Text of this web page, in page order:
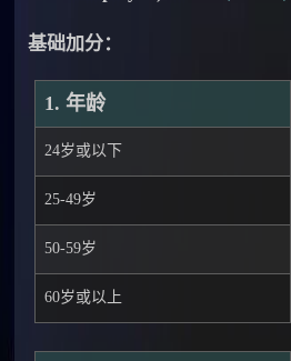
基础加分：
1. 年龄
24岁或以下
25-49岁
50-59岁
60岁或以上